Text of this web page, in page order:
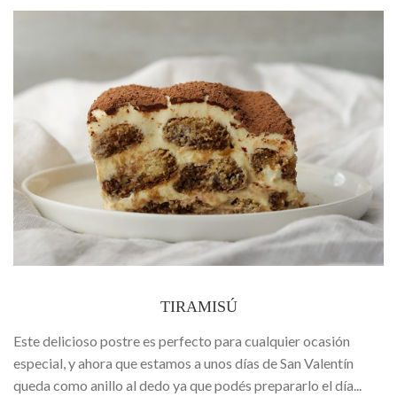
TIRAMISÚ
Este delicioso postre es perfecto para cualquier ocasión
especial, y ahora que estamos a unos días de San Valentín
queda como anillo al dedo ya que podés prepararlo el día...